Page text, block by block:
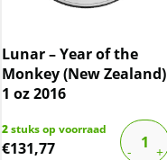
Lunar – Year of the
Monkey (New Zealand)
1 oz 2016
2stuks op voorraad
€131,77